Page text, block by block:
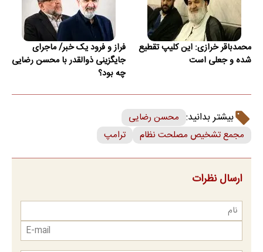
محمدباقر خرازی: این کلیپ تقطیع
شده و جعلی است
فراز و فرود یک خبر/ ماجرای
جایگزینی ذوالقدر با محسن رضایی
چه بود؟
بیشتر بدانید: محسن رضایی
مجمع تشخیص مصلحت نظام
ترامپ
ارسال نظرات